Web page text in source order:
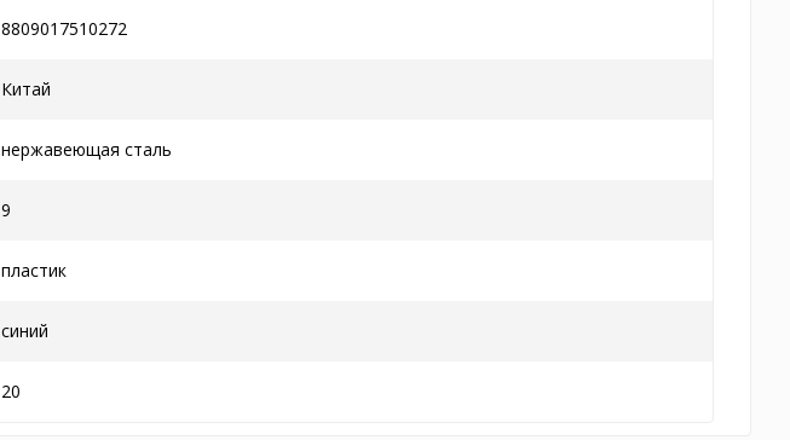
8809017510272
Китай
нержавеющая сталь
9
пластик
синий
20